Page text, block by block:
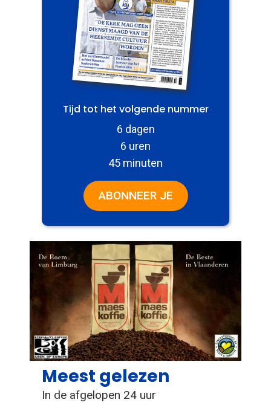
Tijd tot het volgende nummer
6 dagen
6 uren
45 minuten
ABONNEER JE
Meest gelezen
In de afgelopen 24 uur